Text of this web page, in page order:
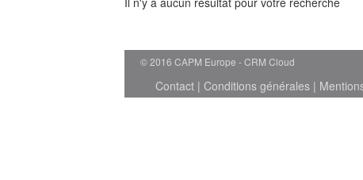
© 2016 CAPM Europe CRM Cloud
Contact| Conditions générales|